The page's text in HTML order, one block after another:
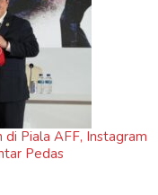
Piala AFF, Instagram
Pedas